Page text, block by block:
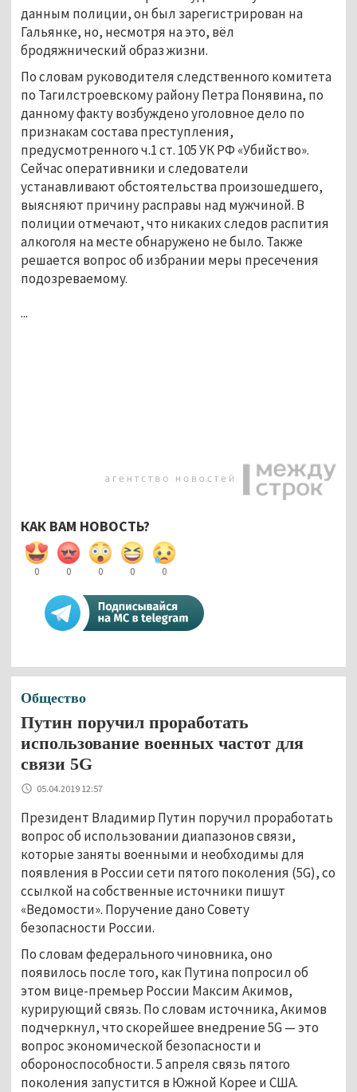
данным полиции, он был зарегистрирован на
Гальянке, но, несмотря на это, вёл
бродяжнический образ жизни.
По словам руководителя следственного комитета
по Тагилстроевскому району Петра Понявина, по
данному факту возбуждено уголовное дело по
признакам состава преступления,
предусмотренного ч.1 ст. 105 УК РФ «Убийство».
Сейчас оперативники и следователи
устанавливают обстоятельства произошедшего,
выясняют причину расправы над мужчиной. В
полиции отмечают, что никаких следов распития
алкоголя на месте обнаружено не было. Также
решается вопрос об избрании меры пресечения
подозреваемому.
...
КАК ВАМ НОВОСТЬ?
0 0 0 0 0
Общество
Путин поручил проработать
использование военных частот для
связи 5G
05.04.2019 12:57
Президент Владимир Путин поручил проработать
вопрос об использовании диапазонов связи,
которые заняты военными и необходимы для
появления в России сети пятого поколения (5G), со
ссылкой на собственные источники пишут
«Ведомости». Поручение дано Совету
безопасности России.
По словам федерального чиновника, оно
появилось после того, как Путина попросил об
этом вице-премьер России Максим Акимов,
курирующий связь. По словам источника, Акимов
подчеркнул, что скорейшее внедрение 5G — это
вопрос экономической безопасности и
обороноспособности. 5 апреля связь пятого
поколения запустится в Южной Корее и США.